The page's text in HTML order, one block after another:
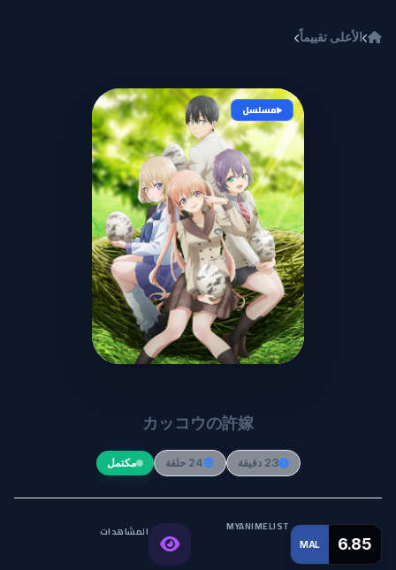
الأعلى تقييماً
مسلسل
Kakkou no Iinazuke
カッコウの許嫁
23 دقيقة 24 حلقة مكتمل
MAL 6.85
MYANIMELIST المشاهدات